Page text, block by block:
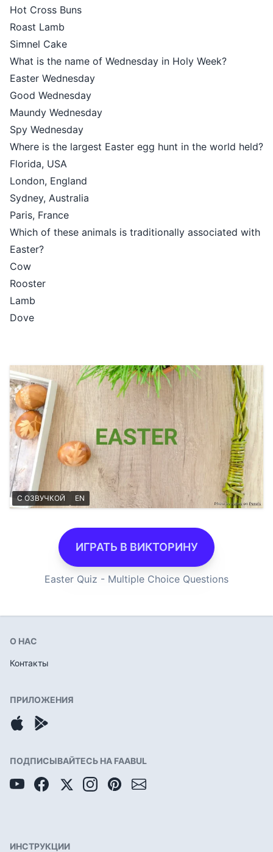
Hot Cross Buns
Roast Lamb
Simnel Cake
What is the name of Wednesday in Holy Week?
Easter Wednesday
Good Wednesday
Maundy Wednesday
Spy Wednesday
Where is the largest Easter egg hunt in the world held?
Florida, USA
London, England
Sydney, Australia
Paris, France
Which of these animals is traditionally associated with
Easter?
Cow
Rooster
Lamb
Dove
С ОЗВУЧКОЙ EN
ИГРАТЬ В ВИКТОРИНУ
Easter Quiz - Multiple Choice Questions
О НАС
Контакты
ПРИЛОЖЕНИЯ
ПОДПИСЫВАЙТЕСЬ НА FAABUL
ИНСТРУКЦИИ